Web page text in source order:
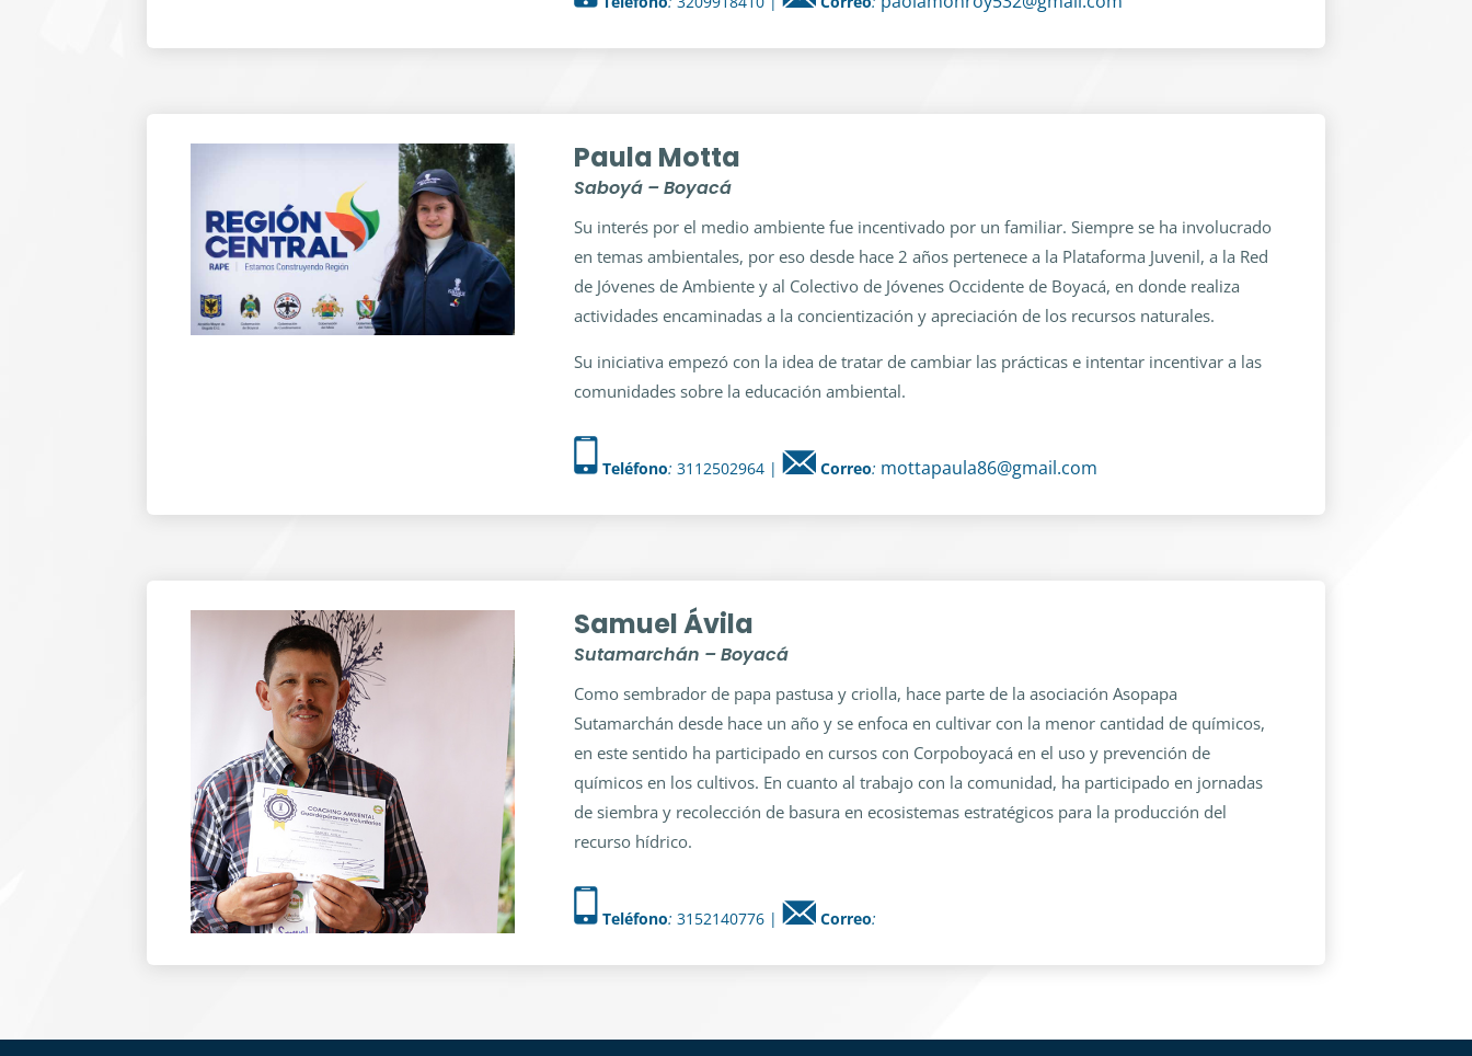
Paula Motta
Saboyá – Boyacá
Su interés por el medio ambiente fue incentivado por un familiar. Siempre se ha involucrado
en temas ambientales, por eso desde hace 2 años pertenece a la Plataforma Juvenil, a la Red
de Jóvenes de Ambiente y al Colectivo de Jóvenes Occidente de Boyacá, en donde realiza
actividades encaminadas a la concientización y apreciación de los recursos naturales.
Su iniciativa empezó con la idea de tratar de cambiar las prácticas e intentar incentivar a las
comunidades sobre la educación ambiental.
Teléfono: 3112502964 | Correo: mottapaula86@gmail.com
Samuel Ávila
Sutamarchán – Boyacá
Como sembrador de papa pastusa y criolla, hace parte de la asociación Asopapa
Sutamarchán desde hace un año y se enfoca en cultivar con la menor cantidad de químicos,
en este sentido ha participado en cursos con Corpoboyacá en el uso y prevención de
químicos en los cultivos. En cuanto al trabajo con la comunidad, ha participado en jornadas
de siembra y recolección de basura en ecosistemas estratégicos para la producción del
recurso hídrico.
Teléfono: 3152140776 | Correo: